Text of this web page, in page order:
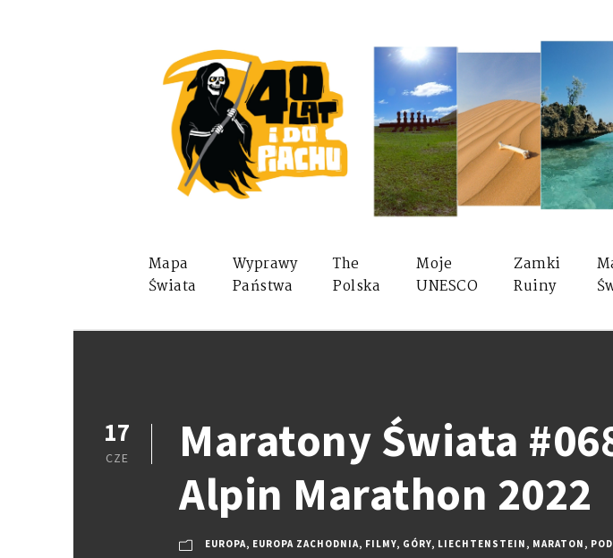
Mapa
Świata
Wyprawy
Państwa
The
Polska
Moje
UNESCO
Zamki
Ruiny
17
CZE
Maratony Świata
Alpin Marathon 2022
EUROPA, EUROPA ZACHODNIA, FILMY, GÓRY, LIECHTENSTEIN , MARATON ,